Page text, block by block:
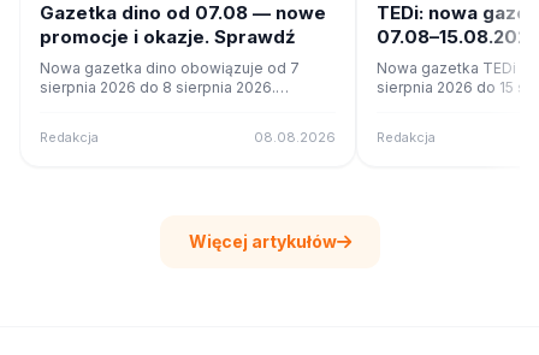
Gazetka dino od 07.08 — nowe
promocje i okazje. Sprawdź
Nowa gazetka dino obowiązuje od 7
sierpnia 2026 do 8 sierpnia 2026.
Redakcja 08.08.2026
TEDi: nowa
ofercie?
Nowa gazetka TEDi
sierpnia 2026 do 15
Redakcja
Więcej artykułów